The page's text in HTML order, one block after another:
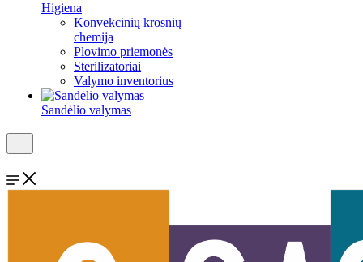
Higiena
Konvekcinių krosnių
chemija
Plovimo priemonės
Sterilizatoriai
Valymo inventorius
Sandėlio valymas